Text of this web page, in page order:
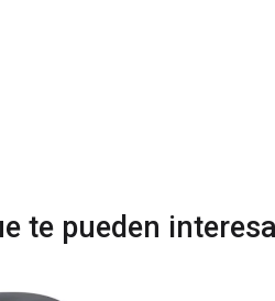
te pueden